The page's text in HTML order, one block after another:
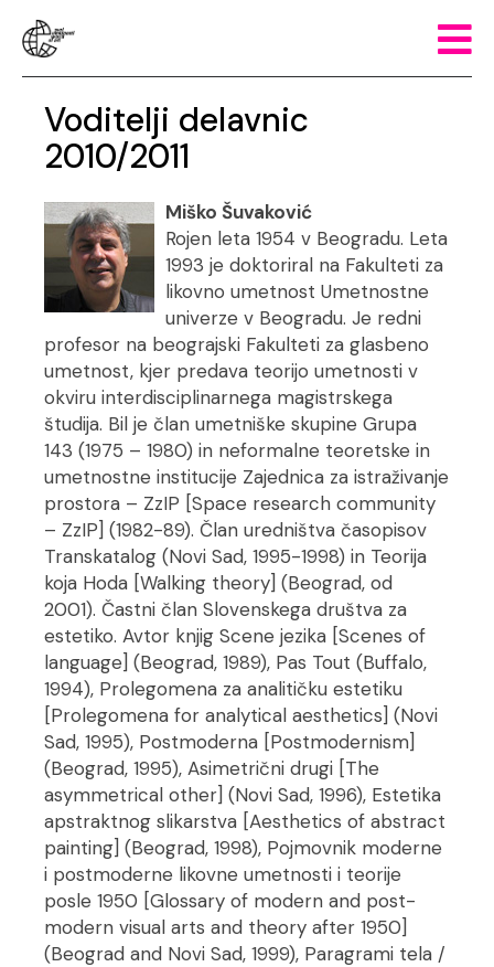
Voditelji delavnic
2010/2011
Miško Šuvaković
Rojen leta 1954 v Beogradu. Leta
1993 je doktoriral na Fakulteti za
likovno umetnost Umetnostne
univerze v Beogradu. Je redni
profesor na beograjski Fakulteti za glasbeno
umetnost, kjer predava teorijo umetnosti v
okviru interdisciplinarnega magistrskega
študija. Bil je član umetniške skupine Grupa
143 (1975 – 1980) in neformalne teoretske in
umetnostne institucije Zajednica za istraživanje
prostora – ZzIP [Space research community
– ZzIP] (1982-89). Član uredništva časopisov
Transkatalog (Novi Sad, 1995-1998) in Teorija
koja Hoda [Walking theory] (Beograd, od
2001). Častni član Slovenskega društva za
estetiko. Avtor knjig Scene jezika [Scenes of
language] (Beograd, 1989), Pas Tout (Buffalo,
1994), Prolegomena za analitičku estetiku
[Prolegomena for analytical aesthetics] (Novi
Sad, 1995), Postmoderna [Postmodernism]
(Beograd, 1995), Asimetrični drugi [The
asymmetrical other] (Novi Sad, 1996), Estetika
apstraktnog slikarstva [Aesthetics of abstract
painting] (Beograd, 1998), Pojmovnik moderne
i postmoderne likovne umetnosti i teorije
posle 1950 [Glossary of modern and post-
modern visual arts and theory after 1950]
(Beograd and Novi Sad, 1999), Paragrami tela /